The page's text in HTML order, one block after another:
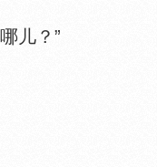
儿？”